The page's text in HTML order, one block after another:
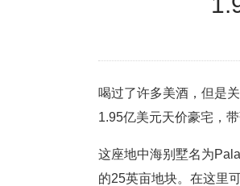
喝过了许多美酒，但是
1.95亿美元天价豪宅，带
这座地中海别墅名为
的25英亩地块。在这里